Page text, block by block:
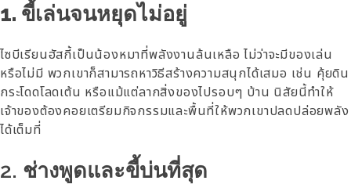
1. ขี้เล่นจนหยุดไม่อยู่
ไซบีเรียนฮัสกี้เป็นน้องหมาที่พลังงานล้นเหลือ ไม่ว่าจะมีของเล่น
หรือไม่มี พวกเขาก็สามารถหาวิธีสร้างความสนุกได้เสมอ เช่น คุ้ยดิน
กระโดดโลดเต้น หรือแม้แต่ลากสิ่งของไปรอบๆ บ้าน นิสัยนี้ทำให้
เจ้าของต้องคอยเตรียมกิจกรรมและพื้นที่ให้พวกเขาปลดปล่อยพลัง
ได้เต็มที่
2. ช่างพูดและขี้บ่นที่สุด